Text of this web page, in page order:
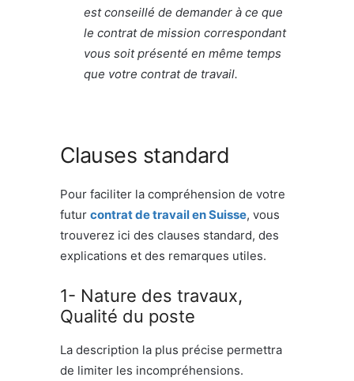
est conseillé de demander à ce que
le contrat de mission correspondant
vous soit présenté en même temps
que votre contrat de travail.
Clauses standard
Pour faciliter la compréhension de votre
futur contrat de travail en Suisse, vous
trouverez ici des clauses standard, des
explications et des remarques utiles.
1- Nature des travaux,
Qualité du poste
La description la plus précise permettra
de limiter les incompréhensions.